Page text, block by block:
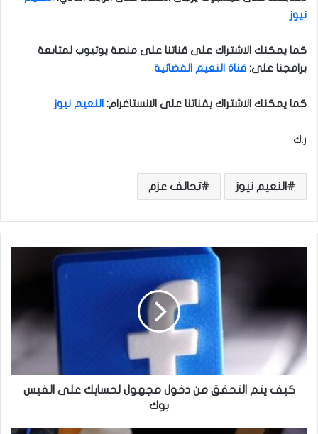
نيوز
كما يمكنك الاشتراك على قناتنا على منصة يوتيوب لمتابعة
برامجنا على: قناة النعيم الفضائية
كما يمكنك الاشتراك بقناتنا على الانستاغرام: النعيم نيوز
ر.ك
النعيم نيوز تحالف عزم
م
ا
ل
كيف يتم التحقق من دخول مجهول لحسابك على الفيس
بوك